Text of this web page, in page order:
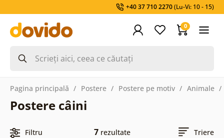
+40 37 710 2270(Lu-Vi: 10 - 15)
0
Pagina principală Postere Postere pe motiv Animale
Postere câini
Filtru 7rezultate Triere